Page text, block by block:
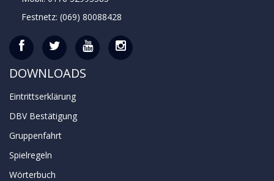
Festnetz: (069) 80088428
DOWNLOADS
Eintrittserklärung
DBV Bestätigung
Gruppenfahrt
Spielregeln
Wörterbuch